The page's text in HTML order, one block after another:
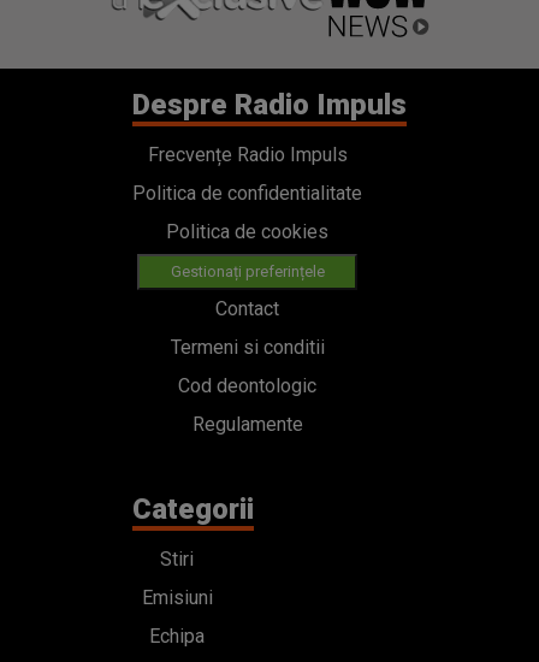
Despre Radio Impuls
Frecvențe Radio Impuls
Politica de confidentialitate
Politica de cookies
Gestionați preferințele
Contact
Termeni si conditii
Cod deontologic
Regulamente
Categorii
Stiri
Emisiuni
Echipa